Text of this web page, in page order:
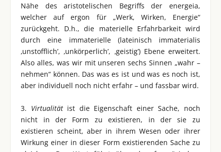
Nähe des aristotelischen Begriffs der energeia,
welcher auf ergon für „Werk, Wirken, Energie“
zurückgeht. D.h., die materielle Erfahrbarkeit wird
durch eine immaterielle (lateinisch immaterialis
‚unstofflich’, ‚unkörperlich’, ‚geistig’) Ebene erweitert.
Also alles, was wir mit unseren sechs Sinnen „wahr –
nehmen“ können. Das was es ist und was es noch ist,
aber individuell noch nicht erfahr – und fassbar wird.
3. Virtualitätist die Eigenschaft einer Sache, noch
nicht in der Form zu existieren, in der sie zu
existieren scheint, aber in ihrem Wesen oder ihrer
Wirkung einer in dieser Form existierenden Sache zu